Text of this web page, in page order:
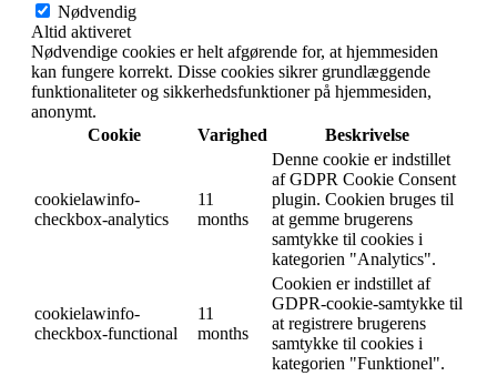
Nødvendig
Altid aktiveret
Nødvendige cookies er helt afgørende for, at hjemmesiden
kan fungere korrekt. Disse cookies sikrer grundlæggende
funktionaliteter og sikkerhedsfunktioner på hjemmesiden,
anonymt.
Cookie
Varighed Beskrivelse
cookielawinfo-
checkbox-analytics
11
months
Denne cookie er indstillet
af GDPR Cookie Consent
plugin. Cookien bruges til
at gemme brugerens
samtykke til cookies i
kategorien "Analytics".
cookielawinfo-
checkbox-functional
11
months
Cookien er indstillet af
GDPR-cookie-samtykke til
at registrere brugerens
samtykke til cookies i
kategorien "Funktionel".